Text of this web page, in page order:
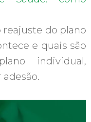
do plano
e quais são
individual,